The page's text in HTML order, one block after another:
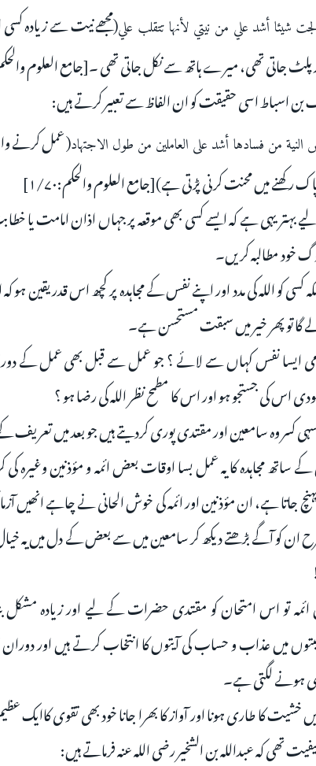
شيئا أشد علي من نيتي لأنها تتقلب علي(مجھے نیت سے زیادہ کسی
پلٹ جاتی تھی، میرے ہاتھ سے نکل جاتی تھی ۔[جامع العلوم
اسباط اسی حقیقت کو ان الفاظ سے تعبیر کرتے ہیں:
النية من فسادها أشد على العاملين من طول الاجتهاد( عمل کرنے
رکھنے میں محنت کرنی پڑتی ہے)[جامع العلوم والحكم:۱/۷۰]
بہتر یہی ہے کہ ایسے کسی بھی موقعہ پر جہاں اذان امامت یا
خود مطالبہ کریں۔
کسی کو اللہ کی مدد اور اپنے نفس کے مجاہدہ پر کچھ اس قدر
گا تو پھر خیر میں سبقت مستحسن ہے۔
ایسا نفس کہاں سے لائے ؟ جو عمل سے قبل بھی عمل کے
اس کی جستجو ہو اور اس کا مطمح نظر اللہ کی رضا ہو ؟
کسر وہ سامعین اور مقتدی پوری کردیتے ہیں جو بعد میں تعریف
ساتھ مجاہدہ کا یہ عمل بسا اوقات بعض ائمہ و مؤذنين
جاتا ہے، ان مؤذنين اور ائمہ کی خوش الحانی نے چاہے انھیں
ان کو آگے بڑھتے دیکھ کر سامعین میں سے بعض کے دل میں یہ
تو اس امتحان کو مقتدی حضرات کے لیے اور زیادہ
میں عذاب و حساب کی آیتوں کا انتخاب کرتے ہیں اور
ہونے لگتی ہے۔
خشیت کا طاری ہونا اور آواز کا بھرا جانا خود بھی تقوی کاایک
تھی کہ عبداللہ بن الشخیر رضی اللہ عنہ فرماتے ہیں: